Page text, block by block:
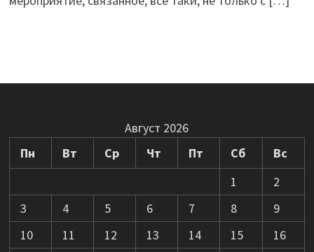
Август 2026
Пн
Вт Ср Чт Пт Сб
Вс
1
2
3
4 5 6 7 8
9
10
11 12 13 14 15
16